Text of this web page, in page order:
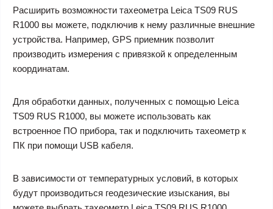
Расширить возможности тахеометра Leica TS09 RUS
R1000 вы можете, подключив к нему различные внешние
устройства. Например, GPS приемник позволит
производить измерения с привязкой к определенным
координатам.
Для обработки данных, полученных с помощью Leica
TS09 RUS R1000, вы можете использовать как
встроенное ПО прибора, так и подключить тахеометр к
ПК при помощи USB кабеля.
В зависимости от температурных условий, в которых
будут производиться геодезические изыскания, вы